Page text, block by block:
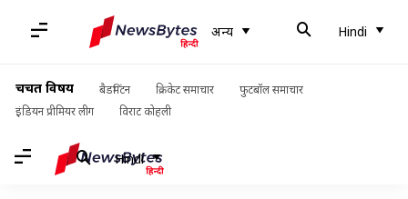
अन्य Hindi
चर्चित विषय बैडमिंटन क्रिकेट समाचार
फुटबॉल समाचार
इंडियन प्रीमियर लीग
विराट कोहली
Hindi